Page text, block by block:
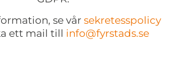
se vår sekretesspolicy
ett mail till info@fyrstads.se